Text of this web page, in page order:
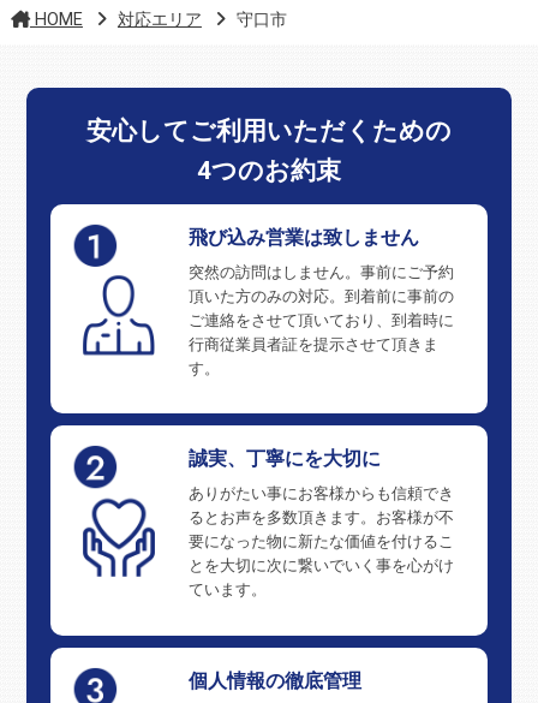
HOME 対応エリア 守口市
安心してご利用いただくための
4つのお約束
飛び込み営業は致しません
突然の訪問はしません。事前にご予約
頂いた方のみの対応。到着前に事前の
ご連絡をさせて頂いており、到着時に
行商従業員者証を提示させて頂きま
す。
誠実、丁寧にを大切に
ありがたい事にお客様からも信頼でき
るとお声を多数頂きます。お客様が不
要になった物に新たな価値を付けるこ
とを大切に次に繋いでいく事を心がけ
ています。
個人情報の徹底管理